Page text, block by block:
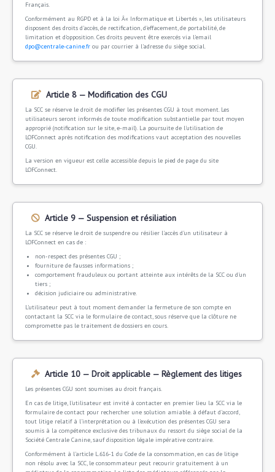
Français.
Conformément au RGPD et à la loi Â« Informatique et Libertés », les utilisateurs
disposent des droits d'accès, de rectification, d'effacement, de portabilité, de
limitation et d'opposition. Ces droits peuvent être exercés via l'email
dpo@centrale-canine.fr ou par courrier à l'adresse du siège social.
Article 8 — Modification des CGU
La SCC se réserve le droit de modifier les présentes CGU à tout moment. Les
utilisateurs seront informés de toute modification substantielle par tout moyen
approprié (notification sur le site, e-mail). La poursuite de l'utilisation de
LOFConnect après notification des modifications vaut acceptation des nouvelles
CGU.
La version en vigueur est celle accessible depuis le pied de page du site
LOFConnect.
Article 9 — Suspension et résiliation
La SCC se réserve le droit de suspendre ou résilier l'accès d'un utilisateur à
LOFConnect en cas de :
non-respect des présentes CGU ;
fourniture de fausses informations ;
comportement frauduleux ou portant atteinte aux intérêts de la SCC ou d'un
tiers ;
décision judiciaire ou administrative.
L'utilisateur peut à tout moment demander la fermeture de son compte en
contactant la SCC via le formulaire de contact, sous réserve que la clôture ne
compromette pas le traitement de dossiers en cours.
Article 10 — Droit applicable — Règlement des litiges
Les présentes CGU sont soumises au droit français.
En cas de litige, l'utilisateur est invité à contacter en premier lieu la SCC via le
formulaire de contact pour rechercher une solution amiable. à défaut d'accord,
tout litige relatif à l'interprétation ou à l'exécution des présentes CGU sera
soumis à la compétence exclusive des tribunaux du ressort du siège social de la
Société Centrale Canine, sauf disposition légale impérative contraire.
Conformément à l'article L.616-1 du Code de la consommation, en cas de litige
non résolu avec la SCC, le consommateur peut recourir gratuitement à un